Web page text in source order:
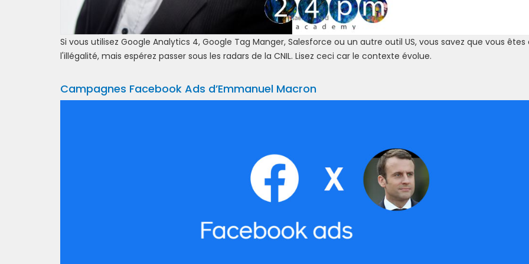
Si vous utilisez Google Analytics 4, Google Tag Manger, Salesforce ou un autre outil US, vous savez que vous êtes
l'illégalité, mais espérez passer sous les radars de la CNIL. Lisez ceci car le contexte évolue.
Campagnes Facebook Ads d’Emmanuel Macron